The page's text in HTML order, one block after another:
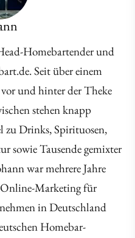
Homebartender und
Seit über einem
und hinter der Theke
stehen knapp
zu Drinks, Spirituosen,
sowie Tausende gemixter
war mehrere Jahre
Marketing für
in Deutschland
Homebar-